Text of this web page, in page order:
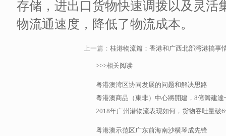
存储，进出口货物快速调拨以及灵活
物流通速度，降低了物流成本。
上一篇： 桂港物流篇：香港和广西北部湾港搞事
>>>相关阅读
粤港澳湾区协同发展的问题和解决思路
粵港澳商品（東非）中心將開建，8億籌建達
2018年广州港物流表现如何，货物吞吐量破
粤港澳示范区广东前海南沙横琴成先锋